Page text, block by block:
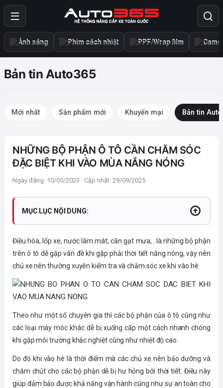
Ánh sáng Phim cách nhiệt PPF/Wrap film
Bản tin Auto365
Mới nhất Sản phẩm mới Khuyến mại Bản tin
NHỮNG BỘ PHẬN Ô TÔ CẦN CHĂM SÓC
ĐẶC BIỆT KHI VÀO MÙA NẮNG NÓNG
Ngày đăng: 10/05/2023 · Cập nhật: 29/09/2025
MỤC LỤC NỘI DUNG:
Điều hòa, lốp xe, nước làm mát, cần gạt mưa,...là những bộ phận
trên ô tô dễ gặp vấn đề khi gặp phải thời tiết nắng nóng, vậy nên
chủ xe nên thường xuyên kiểm tra và chăm sóc xe khi vào hè.
Theo như một số chuyên gia thì các bộ phận của ô tô cũng như
các loại máy móc khác dễ bị xuống cấp một cách nhanh chóng
khi gặp môi trường khắc nghiệt cũng như nhiệt độ cao.
Do đó khi vào hè là thời điểm mà các chủ xe nên bảo dưỡng và
chăm chút cho các bộ phận dễ bị hư hỏng bởi thời tiết. Điều này
giúp đảm bảo được khả năng vận hành cũng như sự an toàn cho